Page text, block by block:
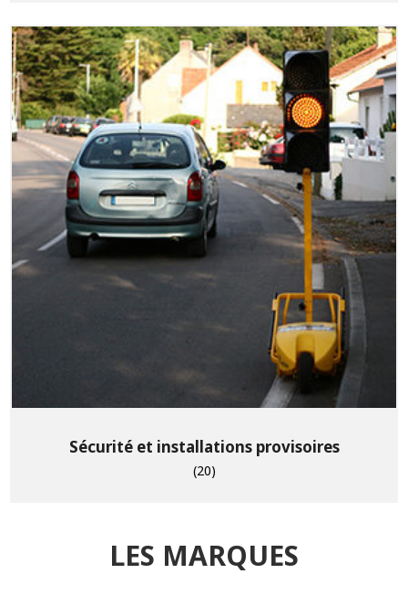
Sécurité et installations provisoires
(20)
LES MARQUES